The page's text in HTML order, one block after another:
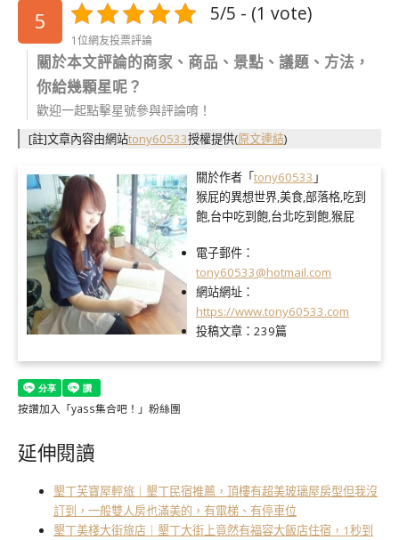
5
5/5 - (1 vote)
1位網友投票評論
關於本文評論的商家、商品、景點、議題、方法，
你給幾顆星呢？
歡迎一起點擊星號參與評論唷！
[註]文章內容由網站tony60533授權提供(原文連結)
關於作者「tony60533 」
猴屁的異想世界,美食,部落格,吃到
飽,台中吃到飽,台北吃到飽,猴屁
電子郵件：
tony60533@hotmail.com
網站網址：
https://www.tony60533.com
投稿文章： 239篇
按讚加入「yass集合吧！」粉絲團
延伸閱讀
墾丁芙寶屋輕旅｜墾丁民宿推薦，頂樓有超美玻璃屋房型但我沒
訂到，一般雙人房也滿美的，有電梯、有停車位
墾丁美棧大街旅店｜墾丁大街上竟然有福容大飯店住宿，1秒到